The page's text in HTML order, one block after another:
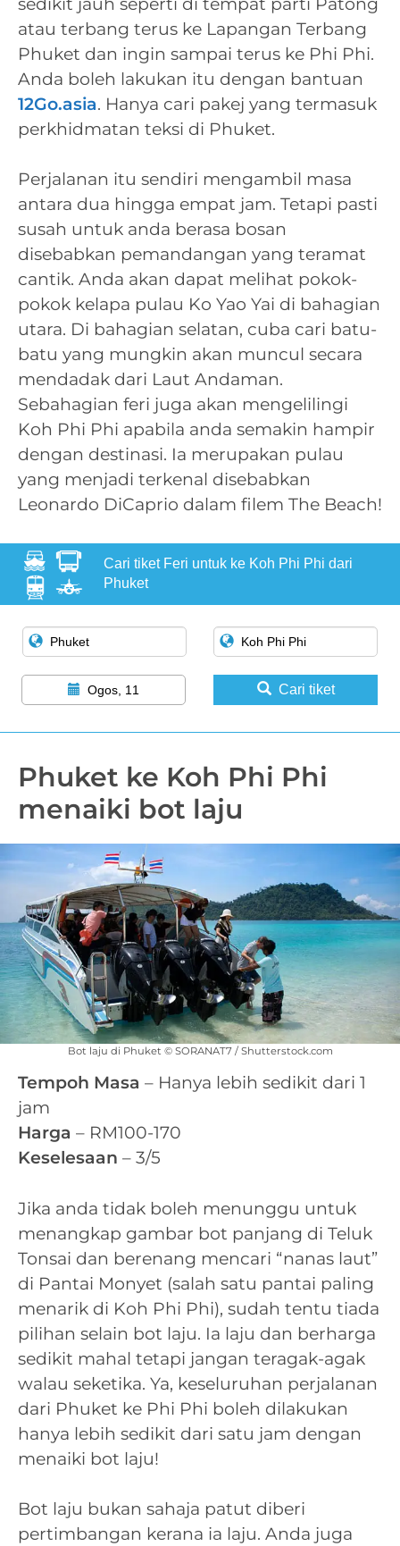
atau terbang terus ke Lapangan Terbang
Phuket dan ingin sampai terus ke Phi Phi.
Anda boleh lakukan itu dengan bantuan
12Go.asia. Hanya cari pakej yang termasuk
perkhidmatan teksi di Phuket.
Perjalanan itu sendiri mengambil masa
antara dua hingga empat jam. Tetapi pasti
susah untuk anda berasa bosan
disebabkan pemandangan yang teramat
cantik. Anda akan dapat melihat pokok-
pokok kelapa pulau Ko Yao Yai di bahagian
utara. Di bahagian selatan, cuba cari batu-
batu yang mungkin akan muncul secara
mendadak dari Laut Andaman.
Sebahagian feri juga akan mengelilingi
Koh Phi Phi apabila anda semakin hampir
dengan destinasi. Ia merupakan pulau
yang menjadi terkenal disebabkan
Leonardo DiCaprio dalam filem The Beach!
Cari tiket Feri untuk ke Koh Phi Phi dari
Phuket
Ogos, 11 Cari tiket
Phuket ke Koh Phi Phi
menaiki bot laju
Bot laju di Phuket © SORANAT7 / Shutterstock.com
Tempoh Masa – Hanya lebih sedikit dari 1
jam
Harga – RM100-170
Keselesaan – 3/5
Jika anda tidak boleh menunggu untuk
menangkap gambar bot panjang di Teluk
Tonsai dan berenang mencari “nanas laut”
di Pantai Monyet (salah satu pantai paling
menarik di Koh Phi Phi), sudah tentu tiada
pilihan selain bot laju. Ia laju dan berharga
sedikit mahal tetapi jangan teragak-agak
walau seketika. Ya, keseluruhan perjalanan
dari Phuket ke Phi Phi boleh dilakukan
hanya lebih sedikit dari satu jam dengan
menaiki bot laju!
Bot laju bukan sahaja patut diberi
pertimbangan kerana ia laju. Anda juga